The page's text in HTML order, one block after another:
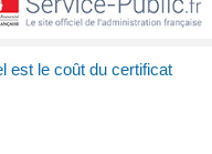
est le coût du certificat